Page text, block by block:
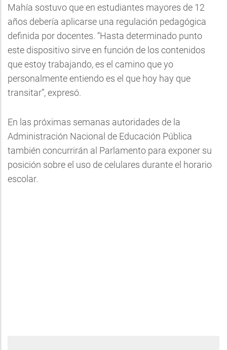
Mahía sostuvo que en estudiantes mayores de 12
años debería aplicarse una regulación pedagógica
definida por docentes. “Hasta determinado punto
este dispositivo sirve en función de los contenidos
que estoy trabajando, es el camino que yo
personalmente entiendo es el que hoy hay que
transitar”, expresó.
En las próximas semanas autoridades de la
Administración Nacional de Educación Pública
también concurrirán al Parlamento para exponer su
posición sobre el uso de celulares durante el horario
escolar.